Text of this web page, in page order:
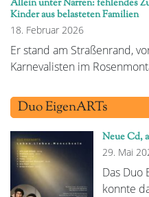
Allein unter Narren: fehlendes
Kinder aus belasteten Familien
18. Februar 2026
Er stand am Straßenrand,
Karnevalisten im
Duo EigenARTs
Neue Cd,
29. Mai
Das Duo
konnte